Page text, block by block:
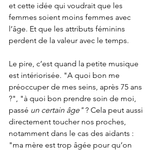
et cette idée qui voudrait que les
femmes soient moins femmes avec
l’âge. Et que les attributs féminins
perdent de la valeur avec le temps.
Le pire, c’est quand la petite musique
est intériorisée. "A quoi bon me
préoccuper de mes seins, après 75 ans
?", "à quoi bon prendre soin de moi,
passé un certain âge" ? Cela peut aussi
directement toucher nos proches,
notamment dans le cas des aidants :
"ma mère est trop âgée pour qu’on